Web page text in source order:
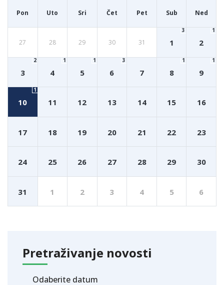
Pon Uto Sri Čet Pet Sub Ned
27 28 29 30 31 1
3
2
1
3
2
4
1
5
1
6
3
7 8
1
9
1
10
1
11 12 13 14 15 16
17 18 19 20 21 22 23
24 25 26 27 28 29 30
31 1 2 3 4 5 6
Pretraživanje novosti
Odaberite datum